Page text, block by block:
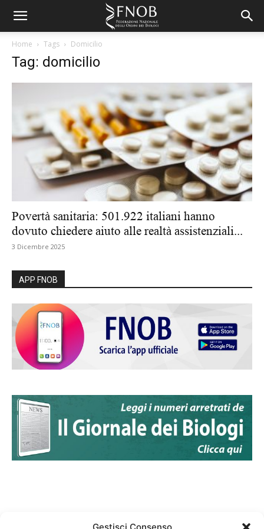
Home Tags Domicilio
Tag: domicilio
Povertà sanitaria: 501.922 italiani hanno
dovuto chiedere aiuto alle realtà assistenziali...
3 Dicembre 2025
APP FNOB